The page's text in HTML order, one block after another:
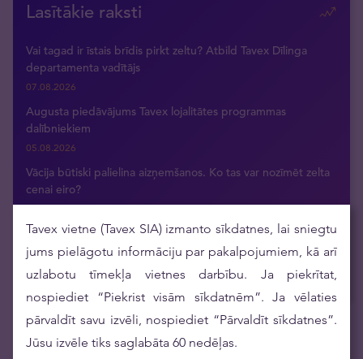
Lasītākie raksti
Vai tagad ir īstais brīdis pirkt zeltu? Atbild Tavex Dīlinga
departamenta vadītājs
07.08.2026
Augusta piedāvājums Tavex lojalitātes programmas
dalībniekiem
05.08.2026
Vācija būtiski palielina aizņemšanos. Ko tas var nozīmēt zelta
cenai eiro?
20.07.2026
Argor-Heraeus pirmo reizi pēc daudziem gadiem atjauno
savu investīciju dārgmetālu stieņu dizainu
16.07.2026
Saņemiet aktuālās ziņas epastā
Tavex vietne (Tavex SIA) izmanto sīkdatnes, lai sniegtu
jums pielāgotu informāciju par pakalpojumiem, kā arī
uzlabotu tīmekļa vietnes darbību. Ja piekrītat,
nospiediet “Piekrist visām sīkdatnēm”. Ja vēlaties
pārvaldīt savu izvēli, nospiediet “Pārvaldīt sīkdatnes”.
Jūsu izvēle tiks saglabāta 60 nedēļas.